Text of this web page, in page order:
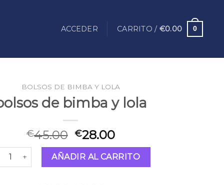
ACCEDER CARRITO / €0.00 0
BOLSOS DE BIMBA Y LOLA
de bimba y lola
€45.00 €28.00
de bimba y lola cantidad
AÑADIR AL CARRITO